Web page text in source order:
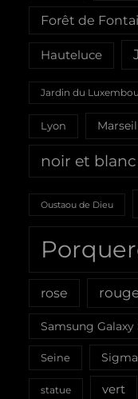
Forêt de
Hauteluce
Jardin du
Lyon
noir et blanc
Oustaou de Dieu
rose
Samsung Galaxy
Seine
statue vert